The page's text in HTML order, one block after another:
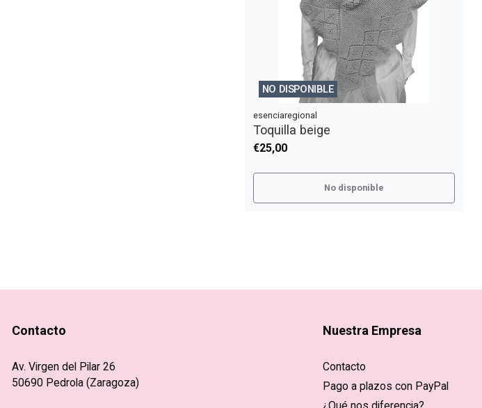
NO DISPONIBLE
esenciaregional
Toquilla beige
€25,00
No disponible
Contacto
Av. Virgen del Pilar 26
50690 Pedrola (Zaragoza)
Nuestra Empresa
Contacto
Pago a plazos con PayPal